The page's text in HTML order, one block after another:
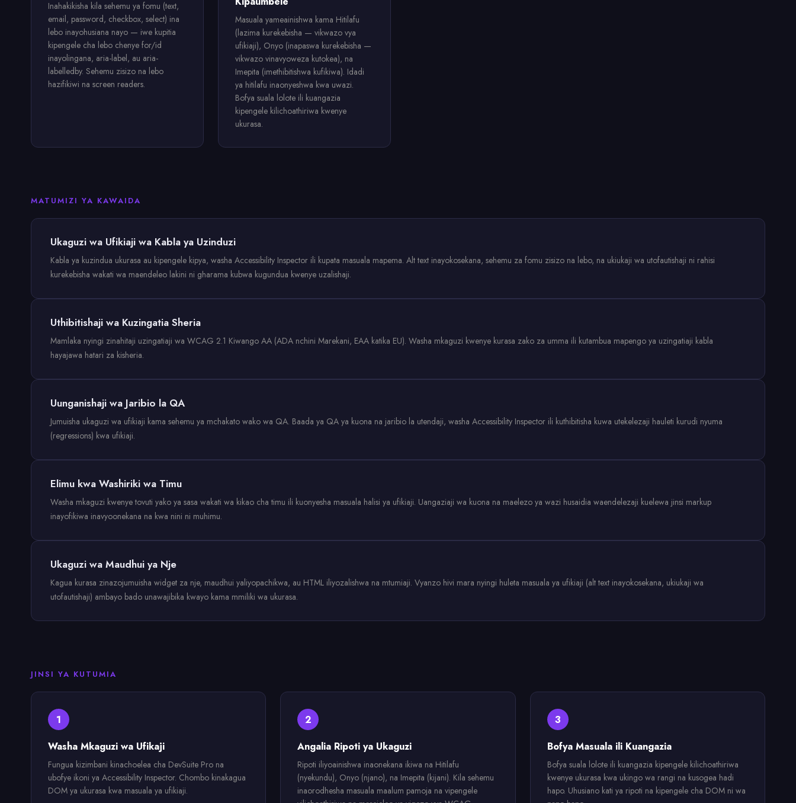
Inahakikisha kila sehemu ya fomu (text,
email, password, checkbox, select) ina
lebo inayohusiana nayo — iwe kupitia
kipengele cha lebo chenye for/id
inayolingana, aria-label, au aria-
labelledby. Sehemu zisizo na lebo
hazifikiwi na screen readers.
Masuala yameainishwa kama Hitilafu
(lazima kurekebisha — vikwazo vya
ufikiaji), Onyo (inapaswa kurekebisha —
vikwazo vinavyoweza kutokea), na
Imepita (imethibitishwa kufikiwa). Idadi
ya hitilafu inaonyeshwa kwa uwazi.
Bofya suala lolote ili kuangazia
kipengele kilichoathiriwa kwenye
ukurasa.
MATUMIZI YA KAWAIDA
Ukaguzi wa Ufikiaji wa Kabla ya Uzinduzi
Kabla ya kuzindua ukurasa au kipengele kipya, washa Accessibility Inspector ili kupata masuala mapema. Alt text inayokosekana, sehemu za fomu zisizo na lebo, na ukiukaji wa utofautishaji ni rahisi
kurekebisha wakati wa maendeleo lakini ni gharama kubwa kugundua kwenye uzalishaji.
Uthibitishaji wa Kuzingatia Sheria
Mamlaka nyingi zinahitaji uzingatiaji wa WCAG 2.1 Kiwango AA (ADA nchini Marekani, EAA katika EU). Washa mkaguzi kwenye kurasa zako za umma ili kutambua mapengo ya uzingatiaji kabla
hayajawa hatari za kisheria.
Uunganishaji wa Jaribio la QA
Jumuisha ukaguzi wa ufikiaji kama sehemu ya mchakato wako wa QA. Baada ya QA ya kuona na jaribio la utendaji, washa Accessibility Inspector ili kuthibitisha kuwa utekelezaji hauleti kurudi nyuma
(regressions) kwa ufikiaji.
Elimu kwa Washiriki wa Timu
Washa mkaguzi kwenye tovuti yako ya sasa wakati wa kikao cha timu ili kuonyesha masuala halisi ya ufikiaji. Uangaziaji wa kuona na maelezo ya wazi husaidia waendelezaji kuelewa jinsi markup
inayofikiwa inavyoonekana na kwa nini ni muhimu.
Ukaguzi wa Maudhui ya Nje
Kagua kurasa zinazojumuisha widget za nje, maudhui yaliyopachikwa, au HTML iliyozalishwa na mtumiaji. Vyanzo hivi mara nyingi huleta masuala ya ufikiaji (alt text inayokosekana, ukiukaji wa
utofautishaji) ambayo bado unawajibika kwayo kama mmiliki wa ukurasa.
JINSI YA KUTUMIA
1
Washa Mkaguzi wa Ufikaji
Fungua kizimbani kinachoelea cha DevSuite Pro na
ubofye ikoni ya Accessibility Inspector. Chombo kinakagua
DOM ya ukurasa kwa masuala ya ufikiaji.
2
Angalia Ripoti ya Ukaguzi
Ripoti iliyoainishwa inaonekana ikiwa na Hitilafu
(nyekundu), Onyo (njano), na Imepita (kijani). Kila sehemu
inaorodhesha masuala maalum pamoja na vipengele
3
Bofya Masuala ili Kuangazia
Bofya suala lolote ili kuangazia kipengele kilichoathiriwa
kwenye ukurasa kwa ukingo wa rangi na kusogea hadi
hapo. Uhusiano kati ya ripoti na kipengele cha DOM ni wa